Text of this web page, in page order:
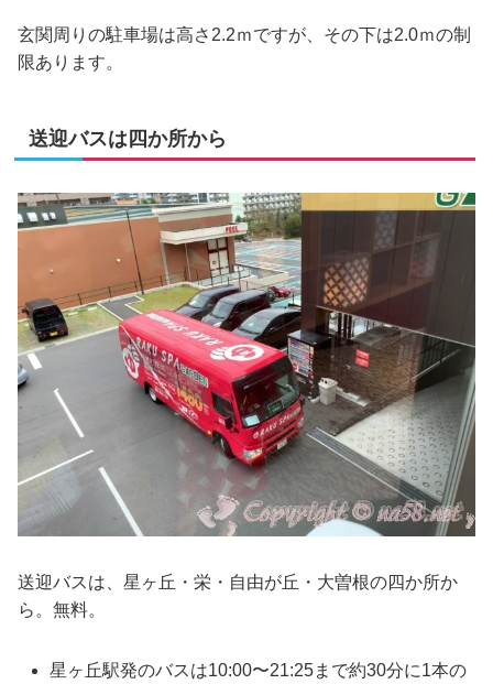
玄関周りの駐車場は高さ2.2ｍですが、その下は2.0ｍの制
限あります。
送迎バスは四か所から
送迎バスは、星ヶ丘・栄・自由が丘・大曽根の四か所か
ら。無料。
星ヶ丘駅発のバスは10:00〜21:25まで約30分に1本の